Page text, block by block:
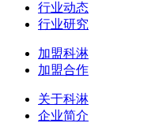
行业动态
行业研究
加盟科淋
加盟合作
关于科淋
企业简介